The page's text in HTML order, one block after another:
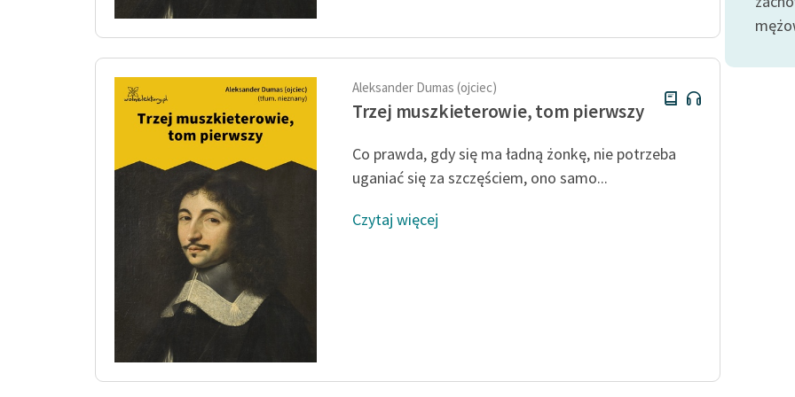
Szkoła Poezji Wolnych Lektur
Aleksander Dumas (ojciec)
Trzej muszkieterowie, tom pierwszy
Co prawda, gdy się ma ładną żonkę, nie potrzeba
uganiać się za szczęściem, ono samo...
Czytaj więcej